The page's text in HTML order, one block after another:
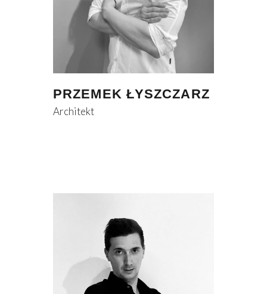
PRZEMEK ŁYSZCZARZ
Architekt